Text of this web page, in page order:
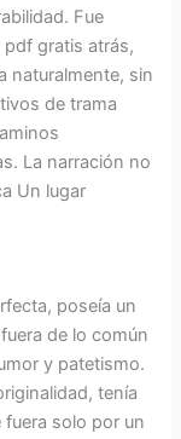
Fue
gratis atrás,
naturalmente, sin
de trama
La narración no
Un lugar
poseía un
de lo común
y patetismo.
tenía
solo por un